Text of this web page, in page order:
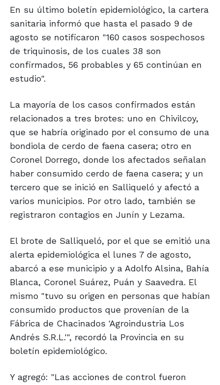
En su último boletín epidemiológico, la cartera
sanitaria informó que hasta el pasado 9 de
agosto se notificaron "160 casos sospechosos
de triquinosis, de los cuales 38 son
confirmados, 56 probables y 65 continúan en
estudio".
La mayoría de los casos confirmados están
relacionados a tres brotes: uno en Chivilcoy,
que se habría originado por el consumo de una
bondiola de cerdo de faena casera; otro en
Coronel Dorrego, donde los afectados señalan
haber consumido cerdo de faena casera; y un
tercero que se inició en Salliqueló y afectó a
varios municipios. Por otro lado, también se
registraron contagios en Junín y Lezama.
El brote de Salliqueló, por el que se emitió una
alerta epidemiológica el lunes 7 de agosto,
abarcó a ese municipio y a Adolfo Alsina, Bahía
Blanca, Coronel Suárez, Puán y Saavedra. El
mismo "tuvo su origen en personas que habían
consumido productos que provenían de la
Fábrica de Chacinados 'Agroindustria Los
Andrés S.R.L.'", recordó la Provincia en su
boletín epidemiológico.
Y agregó: "Las acciones de control fueron